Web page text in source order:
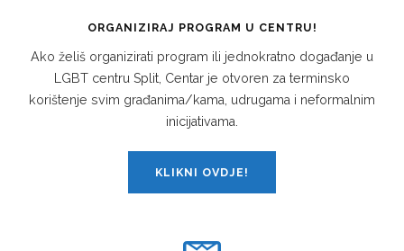
ORGANIZIRAJ PROGRAM U CENTRU!
Ako želiš organizirati program ili jednokratno događanje u
LGBT centru Split, Centar je otvoren za terminsko
korištenje svim građanima/kama, udrugama i neformalnim
inicijativama.
KLIKNI OVDJE!